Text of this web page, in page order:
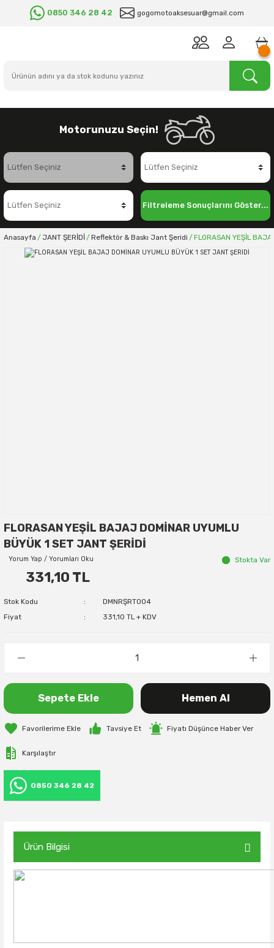
0850 346 28 42 gogomotoaksesuar@gmail.com
Motorunuzu Seçin!
Filtreleme Sonuçlarını Göster...
Anasayfa JANT ŞERİDİ Reflektör & Baskı Jant Şeridi FLORASAN YEŞİL
FLORASAN YEŞİL BAJAJ DOMİNAR UYUMLU
BÜYÜK 1 SET JANT ŞERİDİ
Yorum Yap / Yorumları Oku Stokta Var
331,10 TL
Stok Kodu
DMNRŞRT004
Fiyat
331,10 TL + KDV
Sepete Ekle Hemen Al
Tavsiye Et Fiyatı Düşünce Haber Ver
Karşılaştır
0850 346 28 42
Ürün Bilgisi